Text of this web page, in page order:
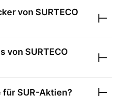
von SURTECO
von SURTECO
für SUR-Aktien?